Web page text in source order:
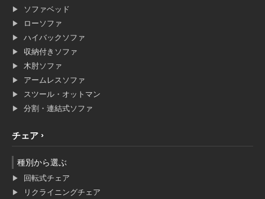
ソファベッド
ローソファ
ハイバックソファ
収納付きソファ
木肘ソファ
アームレスソファ
スツール・オットマン
分割・連結式ソファ
チェア
種別から選ぶ
回転式チェア
リクライニングチェア